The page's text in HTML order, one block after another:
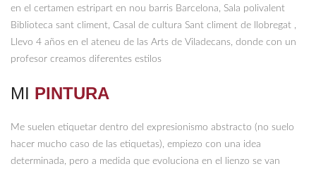
en el certamen estripart en nou barris Barcelona, Sala polivalent
Biblioteca sant climent, Casal de cultura Sant climent de llobregat ,
Llevo 4 años en el ateneu de las Arts de Viladecans, donde con un
profesor creamos diferentes estilos
MI PINTURA
Me suelen etiquetar dentro del expresionismo abstracto (no suelo
hacer mucho caso de las etiquetas), empiezo con una idea
determinada, pero a medida que evoluciona en el lienzo se van